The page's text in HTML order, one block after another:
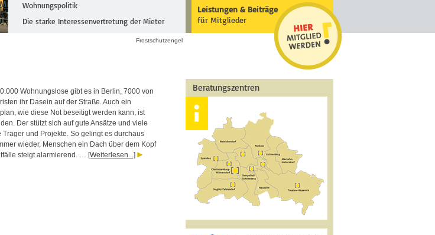
Wohnungspolitik
Die starke Interessenvertretung der Mieter
Leistungen & Beiträge
für Mitglieder
Frostschutzengel
Wohnungslose gibt es in Berlin, 7000 von
ihr Dasein auf der Straße. Auch ein
wie diese Not beseitigt werden kann, ist
Der stützt sich auf gute Ansätze und viele
Träger und Projekte. So gelingt es durchaus
wieder, Menschen ein Dach über dem Kopf
steigt alarmierend. … [Weiterlesen...]
Beratungszentren